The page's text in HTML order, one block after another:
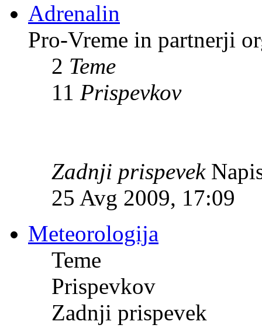
Adrenalin
Pro-Vreme in partnerji
2 Teme
11 Prispevkov
Zadnji prispevek
25 Avg 2009, 17:09
Meteorologija
Teme
Prispevkov
Zadnji prispevek